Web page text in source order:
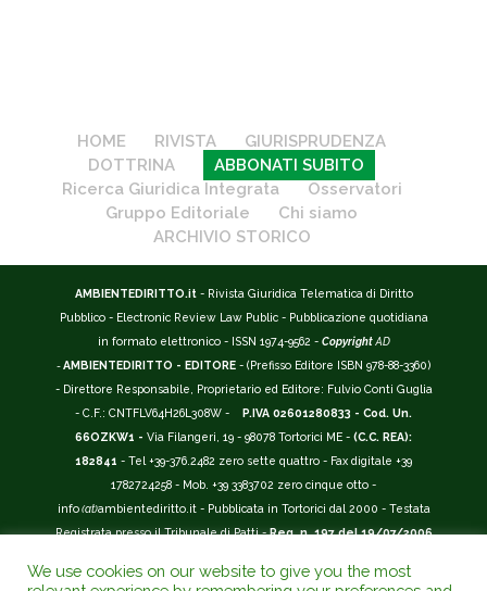
HOME RIVISTA
GIURISPRUDENZA
DOTTRINA
ABBONATI SUBITO
Ricerca Giuridica Integrata
Osservatori
Gruppo Editoriale
Chi siamo
ARCHIVIO STORICO
AMBIENTEDIRITTO.it - Rivista Giuridica Telematica di Diritto
Pubblico - Electronic Review Law Public - Pubblicazione quotidiana
in formato elettronico - ISSN 1974-9562 - Copyright AD
-AMBIENTEDIRITTO - EDITORE - (Prefisso Editore ISBN 978-88-3360)
- Direttore Responsabile, Proprietario ed Editore: Fulvio Conti Guglia
- C.F.: CNTFLV64H26L308W -
P.IVA 02601280833 - Cod. Un.
66OZKW1 - Via Filangeri, 19 - 98078 Tortorici ME - (C.C. REA):
182841 - Tel +39-376.2482 zero sette quattro - Fax digitale +39
1782724258 - Mob. +39 3383702 zero cinque otto -
info(at)ambientediritto.it - Pubblicata in Tortorici dal 2000 - Testata
Registrata presso il Tribunale di Patti -Reg. n. 197 del 19/07/2006
__________
We use cookies on our website to give you the most